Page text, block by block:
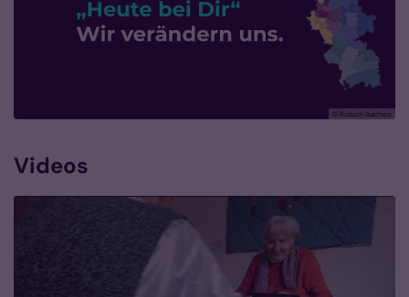
© Bistum Aachen
Videos